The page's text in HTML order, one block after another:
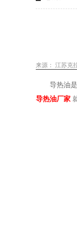
来源： 江苏克
导热油
导热油厂家